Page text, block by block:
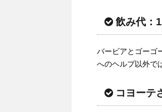
飲み代：
バービアとゴーゴ
へのヘルプ以外で
コヨーテ